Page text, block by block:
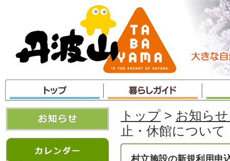
ャ
ン
プ
トップ > お知ら
止・休館につい
村立施設の新規利用申